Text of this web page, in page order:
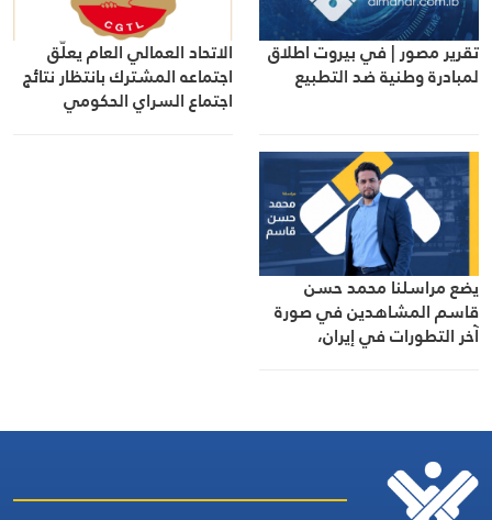
تقرير مصور | في بيروت اطلاق
لمبادرة وطنية ضد التطبيع
الاتحاد العمالي العام يعلّق
اجتماعه المشترك بانتظار نتائج
اجتماع السراي الحكومي
يضع مراسلنا محمد حسن
قاسم المشاهدين في صورة
آخر التطورات في إيران،
الرسمية وأبرز التطورات ذات
الصلة بالشأنين الداخلي
والإقليمي